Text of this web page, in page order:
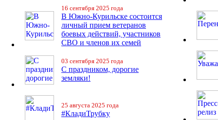
16 сентября 2025 года
В Южно-Курильске состоится
личный прием ветеранов
боевых действий, участников
СВО и членов их семей
03 сентября 2025 года
С праздником, дорогие
земляки!
25 августа 2025 года
#КладиТрубку